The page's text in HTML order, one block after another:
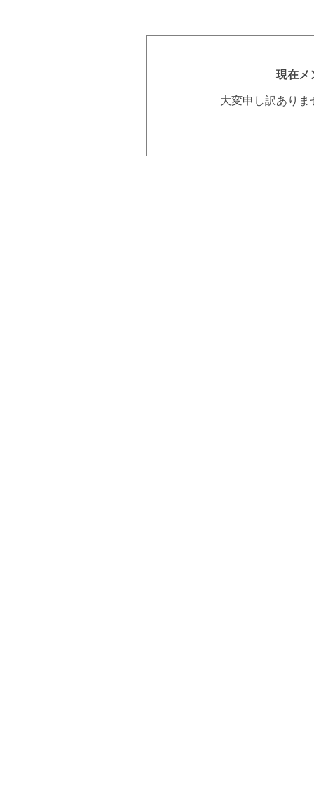
現在メ
大変申し訳あり